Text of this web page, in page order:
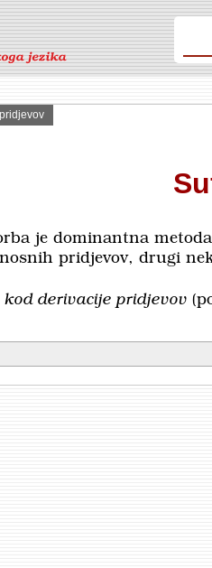
je dominantna
pridjevov, drugi
derivacije pridjevov